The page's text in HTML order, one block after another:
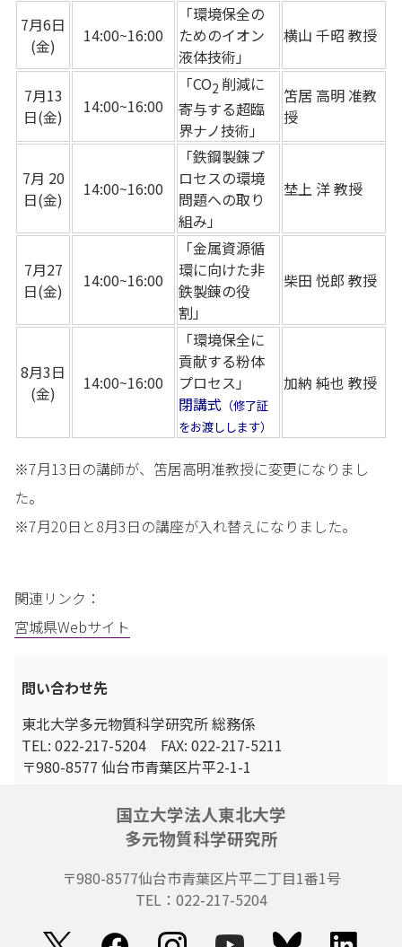
7月6日
(金)
14:00~16:00
「環境保全の
ためのイオン
液体技術」
横山 千昭 教授
7月13
日(金)
14:00~16:00
「CO2 削減に
寄与する超臨
界ナノ技術」
笘居 高明 准教
授
7月 20
日(金)
14:00~16:00
「鉄鋼製錬プ
ロセスの環境
問題への取り
組み」
埜上 洋 教授
7月27
日(金)
14:00~16:00
「金属資源循
環に向けた非
鉄製錬の役
割」
柴田 悦郎 教授
8月3日
(金)
14:00~16:00
「環境保全に
貢献する粉体
プロセス」
閉講式 （修了証
をお渡しします）
加納 純也 教授
※7月13日の講師が、笘居高明准教授に変更になりまし
た。
※7月20日と8月3日の講座が入れ替えになりました。
関連リンク：
宮城県Webサイト
問い合わせ先
東北大学多元物質科学研究所 総務係
TEL: 022-217-5204 FAX: 022-217-5211
〒980-8577 仙台市青葉区片平2-1-1
国立大学法人東北大学
多元物質科学研究所
〒980-8577仙台市青葉区片平二丁目1番1号
TEL：022-217-5204